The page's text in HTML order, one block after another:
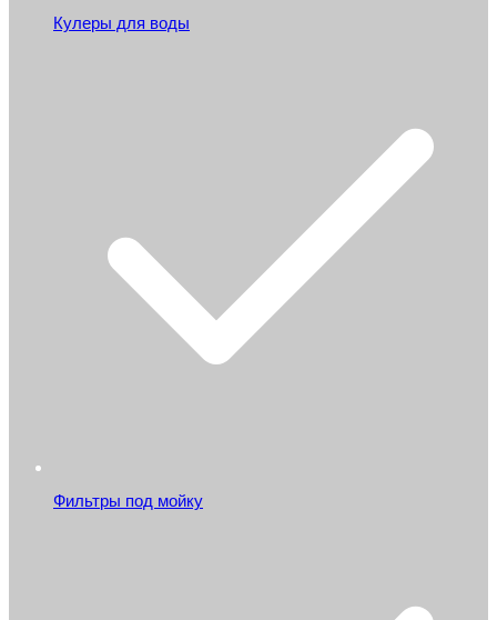
Кулеры для воды
Фильтры под мойку